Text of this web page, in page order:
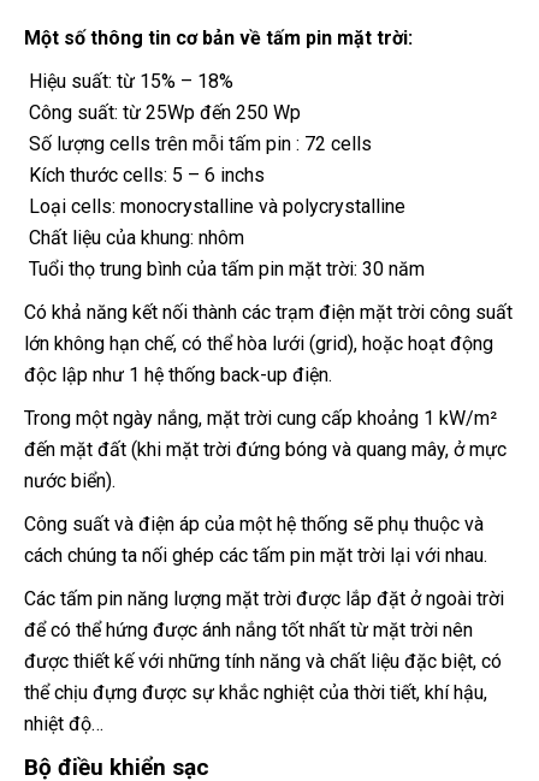
Một số thông tin cơ bản về tấm pin mặt trời:
Hiệu suất: từ 15% – 18%
Công suất: từ 25Wp đến 250 Wp
Số lượng cells trên mỗi tấm pin : 72 cells
Kích thước cells: 5 – 6 inchs
Loại cells: monocrystalline và polycrystalline
Chất liệu của khung: nhôm
Tuổi thọ trung bình của tấm pin mặt trời: 30 năm
Có khả năng kết nối thành các trạm điện mặt trời công suất
lớn không hạn chế, có thể hòa lưới (grid), hoặc hoạt động
độc lập như 1 hệ thống back-up điện.
Trong một ngày nắng, mặt trời cung cấp khoảng 1 kW/m²
đến mặt đất (khi mặt trời đứng bóng và quang mây, ở mực
nước biển).
Công suất và điện áp của một hệ thống sẽ phụ thuộc và
cách chúng ta nối ghép các tấm pin mặt trời lại với nhau.
Các tấm pin năng lượng mặt trời được lắp đặt ở ngoài trời
để có thể hứng được ánh nắng tốt nhất từ mặt trời nên
được thiết kế với những tính năng và chất liệu đặc biệt, có
thể chịu đựng được sự khắc nghiệt của thời tiết, khí hậu,
nhiệt độ…
Bộ điều khiển sạc